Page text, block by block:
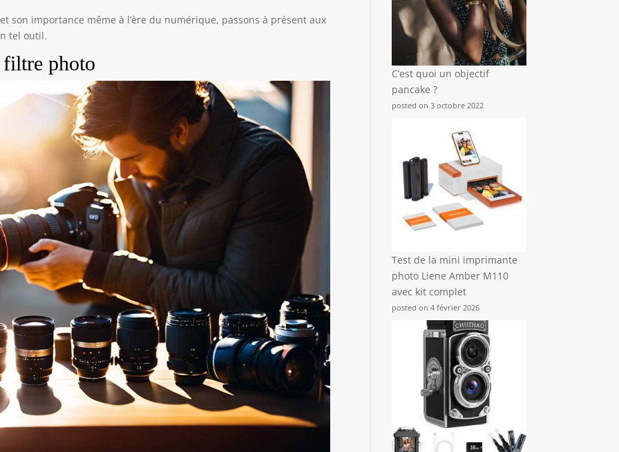
son importance même à l’ère du numérique, passons à présent aux
tel outil.
filtre photo
C’est quoi un objectif
pancake ?
posted on 3 octobre 2022
Test de la mini imprimante
photo Liene Amber M110
avec kit complet
posted on 4 février 2026